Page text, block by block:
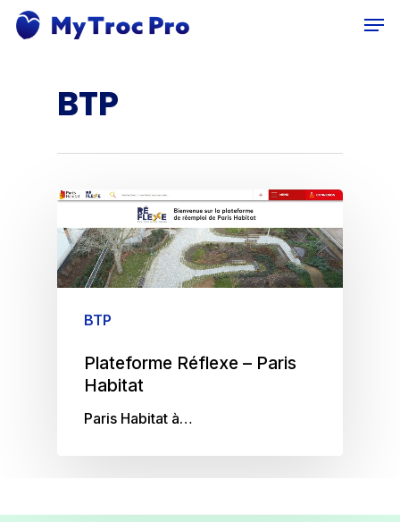
Skip
BTP
BTP
Plateforme Réflexe – Paris
Habitat
Paris Habitat à…